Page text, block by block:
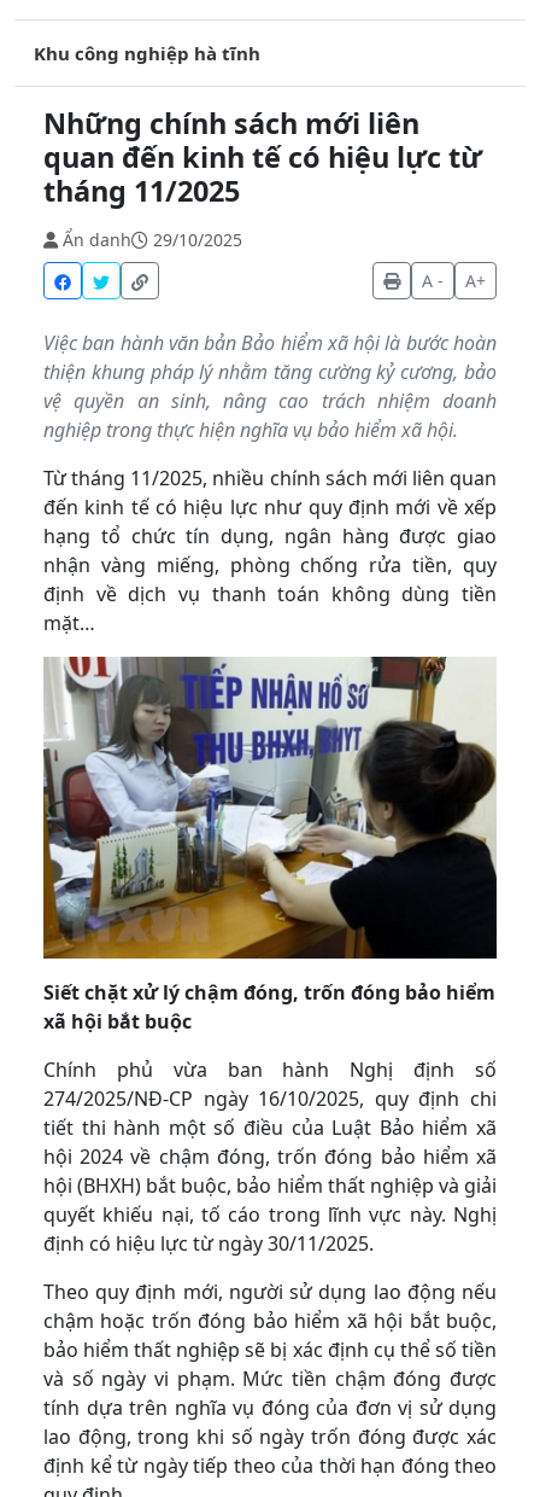
Khu công nghiệp hà tĩnh
Những chính sách mới liên
quan đến kinh tế có hiệu lực từ
tháng 11/2025
Ẩn danh
29/10/2025
A -
A+
Việc ban hành văn bản Bảo hiểm xã hội là bước hoàn
thiện khung pháp lý nhằm tăng cường kỷ cương, bảo
vệ quyền an sinh, nâng cao trách nhiệm doanh
nghiệp trong thực hiện nghĩa vụ bảo hiểm xã hội.
Từ tháng 11/2025, nhiều chính sách mới liên quan
đến kinh tế có hiệu lực như quy định mới về xếp
hạng tổ chức tín dụng, ngân hàng được giao
nhận vàng miếng, phòng chống rửa tiền, quy
định về dịch vụ thanh toán không dùng tiền
mặt…
Siết chặt xử lý chậm đóng, trốn đóng bảo hiểm
xã hội bắt buộc
Chính phủ vừa ban hành Nghị định số
274/2025/NĐ-CP ngày 16/10/2025, quy định chi
tiết thi hành một số điều của Luật Bảo hiểm xã
hội 2024 về chậm đóng, trốn đóng bảo hiểm xã
hội (BHXH) bắt buộc, bảo hiểm thất nghiệp và giải
quyết khiếu nại, tố cáo trong lĩnh vực này. Nghị
định có hiệu lực từ ngày 30/11/2025.
Theo quy định mới, người sử dụng lao động nếu
chậm hoặc trốn đóng bảo hiểm xã hội bắt buộc,
bảo hiểm thất nghiệp sẽ bị xác định cụ thể số tiền
và số ngày vi phạm. Mức tiền chậm đóng được
tính dựa trên nghĩa vụ đóng của đơn vị sử dụng
lao động, trong khi số ngày trốn đóng được xác
định kể từ ngày tiếp theo của thời hạn đóng theo